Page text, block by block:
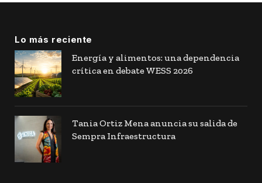
Lo más reciente
Energía y alimentos: una dependencia
crítica en debate WESS 2026
Tania Ortiz Mena anuncia su salida de
Sempra Infraestructura